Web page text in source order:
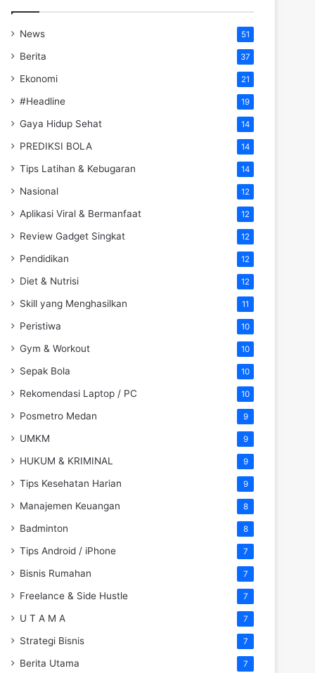
News 51
Berita 37
Ekonomi 21
#Headline 19
Gaya Hidup Sehat 14
PREDIKSI BOLA 14
Tips Latihan & Kebugaran 14
Nasional 12
Aplikasi Viral & Bermanfaat 12
Review Gadget Singkat 12
Pendidikan 12
Diet & Nutrisi 12
Skill yang Menghasilkan 11
Peristiwa 10
Gym & Workout 10
Sepak Bola 10
Rekomendasi Laptop / PC 10
Posmetro Medan 9
UMKM 9
HUKUM & KRIMINAL 9
Tips Kesehatan Harian 9
Manajemen Keuangan 8
Badminton 8
Tips Android / iPhone 7
Bisnis Rumahan 7
Freelance & Side Hustle 7
U T A M A 7
Strategi Bisnis 7
Berita Utama 7